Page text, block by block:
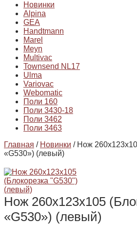
Новинки
Alpina
GEA
Handtmann
Marel
Meyn
Multivac
Townsend NL17
Ulma
Variovac
Webomatic
Поли 160
Поли 3430-18
Поли 3462
Поли 3463
Главная / Новинки / Нож
«G530») (левый)
Нож 260х123х105
«G530») (левый)